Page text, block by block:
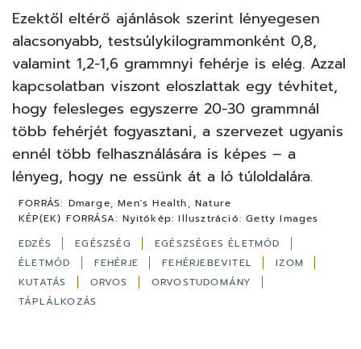
Ezektől eltérő ajánlások szerint lényegesen
alacsonyabb, testsúlykilogrammonként 0,8,
valamint 1,2-1,6 grammnyi fehérje is elég. Azzal
kapcsolatban viszont eloszlattak egy tévhitet,
hogy felesleges egyszerre 20-30 grammnál
több fehérjét fogyasztani, a szervezet ugyanis
ennél több felhasználására is képes – a
lényeg, hogy ne essünk át a ló túloldalára.
FORRÁS: Dmarge, Men's Health, Nature
KÉP(EK) FORRÁSA: Nyitókép: Illusztráció: Getty Images
EDZÉS
EGÉSZSÉG
EGÉSZSÉGES ÉLETMÓD
ÉLETMÓD
FEHÉRJE FEHÉRJEBEVITEL
IZOM
KUTATÁS
ORVOS
ORVOSTUDOMÁNY
TÁPLÁLKOZÁS